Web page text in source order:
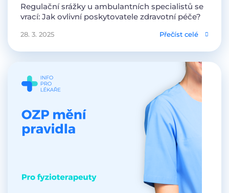
Regulační srážky u ambulantních specialistů se
vrací: Jak ovlivní poskytovatele zdravotní péče?
28. 3. 2025 Přečíst celé